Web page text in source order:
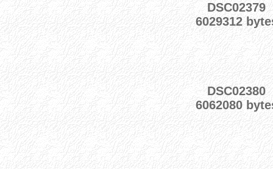
DSC02379
6029312
DSC02380
6062080